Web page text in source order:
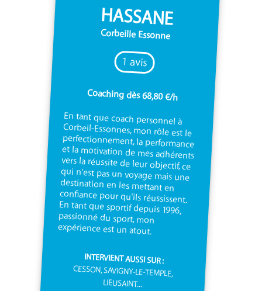
HASSANE
Corbeille Essonne
1 avis
Coaching dès 68,80 €/h
En tant que coach personnel à
Corbeil-Essonnes, mon rôle est le
perfectionnement, la performance
et la motivation de mes adhérents
vers la réussite de leur objectif, ce
qui n'est pas un voyage mais une
destination en les mettant en
confiance pour qu'ils réussissent.
En tant que sportif depuis 1996,
passionné du sport, mon
expérience est un atout.
INTERVIENT AUSSI SUR :
CESSON, SAVIGNY-LE-TEMPLE,
LIEUSAINT...